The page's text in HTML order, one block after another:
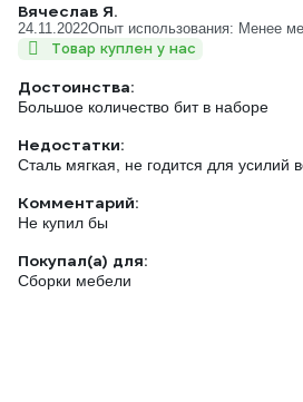
Вячеслав Я.
24.11.2022Опыт использования: Менее
Товар куплен у нас
Достоинства:
Большое количество бит в наборе
Недостатки:
Сталь мягкая, не годится для усилий
Комментарий:
Не купил бы
Покупал(а) для:
Сборки мебели